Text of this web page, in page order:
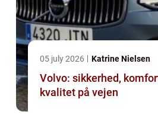
05 july 2026 Katrine Nielsen
Volvo: sikkerhed,
kvalitet på vejen